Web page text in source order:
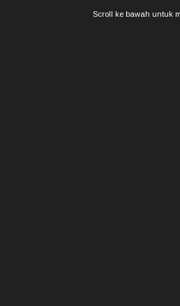
Scroll ke bawah untuk